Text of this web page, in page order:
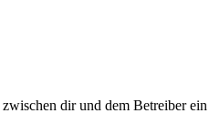
dir und dem Betreiber